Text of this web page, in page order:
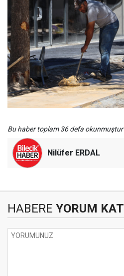
Bu haber toplam 36 defa okunmuştur
Nilüfer ERDAL
HABERE YORUM KAT